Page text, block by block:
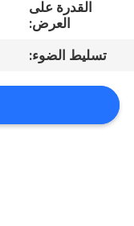
المعمل
مراقبة
الجودة
القدرة على
العرض:
تسليط الضوء: